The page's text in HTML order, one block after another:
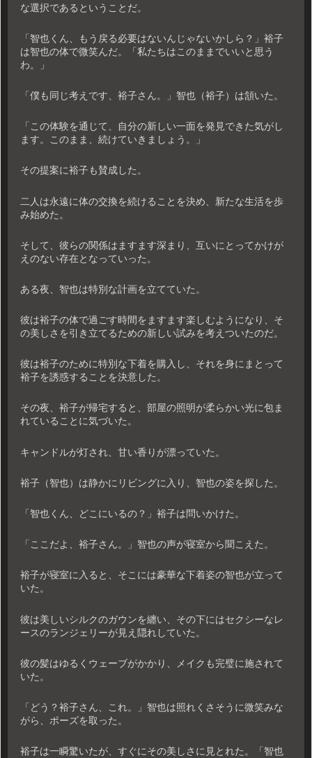
な選択であるということだ。
「智也くん、もう戻る必要はないんじゃないかしら？」裕子
は智也の体で微笑んだ。「私たちはこのままでいいと思う
わ。」
「僕も同じ考えです、裕子さん。」智也（裕子）は頷いた。
「この体験を通じて、自分の新しい一面を発見できた気がし
ます。このまま、続けていきましょう。」
その提案に裕子も賛成した。
二人は永遠に体の交換を続けることを決め、新たな生活を歩
み始めた。
そして、彼らの関係はますます深まり、互いにとってかけが
えのない存在となっていった。
ある夜、智也は特別な計画を立てていた。
彼は裕子の体で過ごす時間をますます楽しむようになり、そ
の美しさを引き立てるための新しい試みを考えついたのだ。
彼は裕子のために特別な下着を購入し、それを身にまとって
裕子を誘惑することを決意した。
その夜、裕子が帰宅すると、部屋の照明が柔らかい光に包ま
れていることに気づいた。
キャンドルが灯され、甘い香りが漂っていた。
裕子（智也）は静かにリビングに入り、智也の姿を探した。
「智也くん、どこにいるの？」裕子は問いかけた。
「ここだよ、裕子さん。」智也の声が寝室から聞こえた。
裕子が寝室に入ると、そこには豪華な下着姿の智也が立って
いた。
彼は美しいシルクのガウンを纏い、その下にはセクシーなレ
ースのランジェリーが見え隠れしていた。
彼の髪はゆるくウェーブがかかり、メイクも完璧に施されて
いた。
「どう？裕子さん、これ。」智也は照れくさそうに微笑みな
がら、ポーズを取った。
裕子は一瞬驚いたが、すぐにその美しさに見とれた。「智也